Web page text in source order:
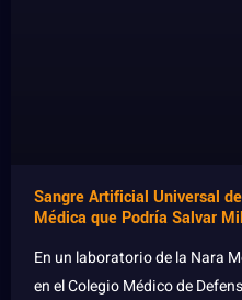
Sangre Artificial Universal
Médica que Podría Salvar
En un laboratorio de la Nara
en el Colegio Médico de